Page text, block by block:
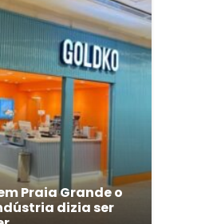
Praia Grande o
dizia ser